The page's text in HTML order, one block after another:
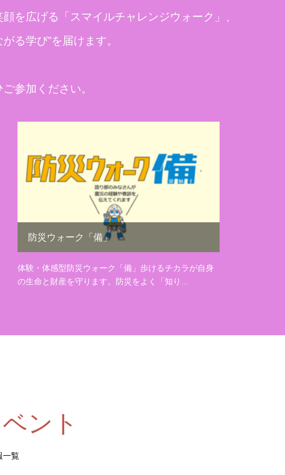
を広げる「スマイルチャレンジウォーク」、
る学び”を届けます。
参加ください。
防災ウォーク「備」
体験・体感型防災ウォーク「備」歩けるチカラが自身
の生命と財産を守ります。防災をよく「知り…
ント
一覧